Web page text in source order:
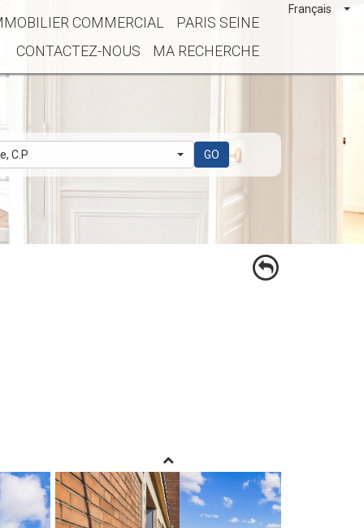
COMMERCIAL
PARIS SEINE
CONTACTEZ-NOUS
MA RECHERCHE
Français
C.P GO